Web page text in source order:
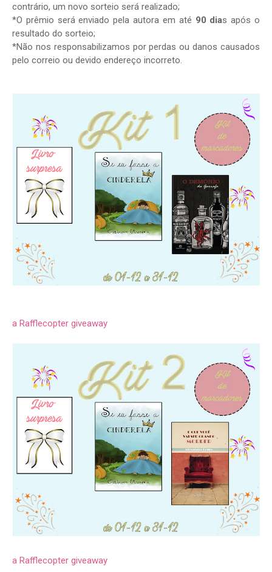
contrário, um novo sorteio será realizado;
*O prêmio será enviado pela autora em até 90 dias após o
resultado do sorteio;
*Não nos responsabilizamos por perdas ou danos causados
pelo correio ou devido endereço incorreto.
a Rafflecopter giveaway
a Rafflecopter giveaway